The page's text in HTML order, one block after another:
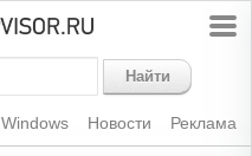
Найти
Windows Новости Реклама